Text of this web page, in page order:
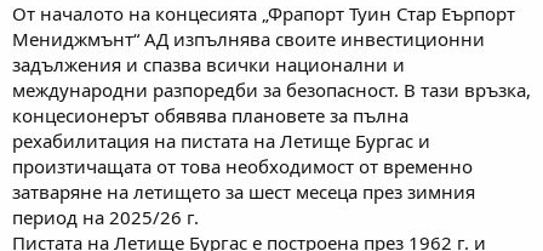
От началото на концесията „Фрапорт Туин Стар Еърпорт
Мениджмънт“ АД изпълнява своите инвестиционни
задължения и спазва всички национални и
международни разпоредби за безопасност. В тази връзка,
концесионерът обявява плановете за пълна
рехабилитация на пистата на Летище Бургас и
произтичащата от това необходимост от временно
затваряне на летището за шест месеца през зимния
период на 2025/26 г.
Пистата на Летище Бургас е построена през 1962 г. и